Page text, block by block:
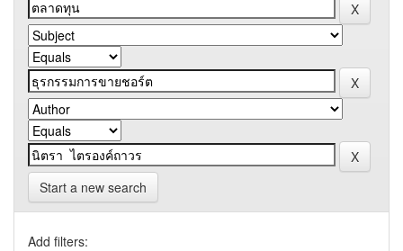
Start a new search
Add filters: